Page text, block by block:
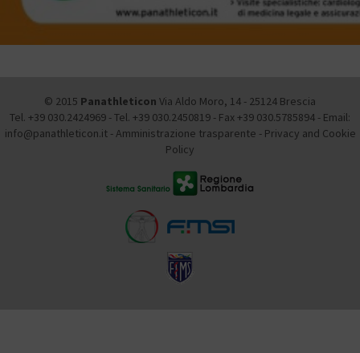
© 2015 Panathleticon Via Aldo Moro, 14 - 25124 Brescia
Tel. +39 030.2424969 - Tel. +39 030.2450819 - Fax +39 030.5785894 - Email:
info@panathleticon.it -Amministrazione trasparente - Privacy and Cookie
Policy